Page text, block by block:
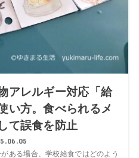
アレルギー対応「給
い方。食べられるメ
て誤食を防止
ある場合、学校給食ではどのよう